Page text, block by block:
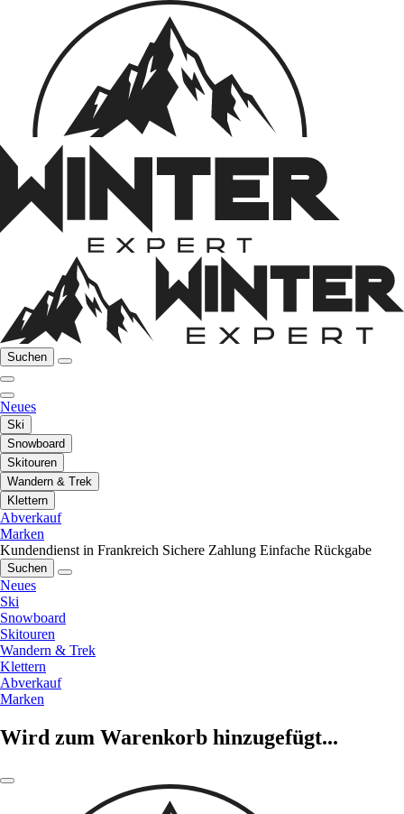
Suchen
Neues
Ski
Snowboard
Skitouren
Wandern & Trek
Klettern
Abverkauf
Marken
Kundendienst in Frankreich Sichere Zahlung Einfache Rückgabe
Suchen
Neues
Ski
Snowboard
Skitouren
Wandern & Trek
Klettern
Abverkauf
Marken
Wird zum Warenkorb hinzugefügt...